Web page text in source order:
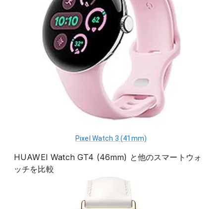
Pixel Watch 3 (41mm)
HUAWEI Watch GT4 (46mm) と他のスマートウォ
ッチを比較